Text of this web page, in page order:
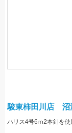
駿東柿田川店 沼